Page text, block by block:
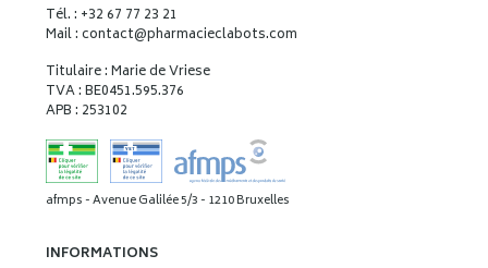
Tél. : +32 67 77 23 21
Mail : contact@pharmacieclabots.com
Titulaire : Marie de Vriese
TVA : BE0451.595.376
APB : 253102
afmps - Avenue Galilée 5/3 - 1210 Bruxelles
INFORMATIONS